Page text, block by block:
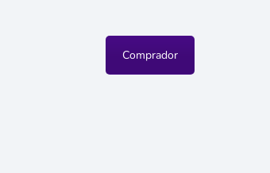
Comprador